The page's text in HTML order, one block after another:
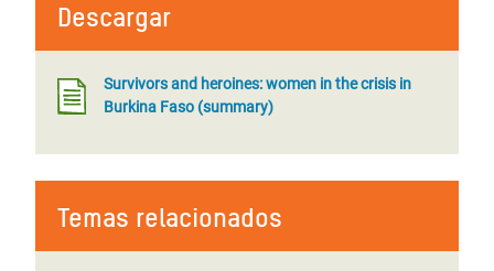
Descargar
Survivors and heroines: women in the crisis in
Burkina Faso (summary)
Temas relacionados